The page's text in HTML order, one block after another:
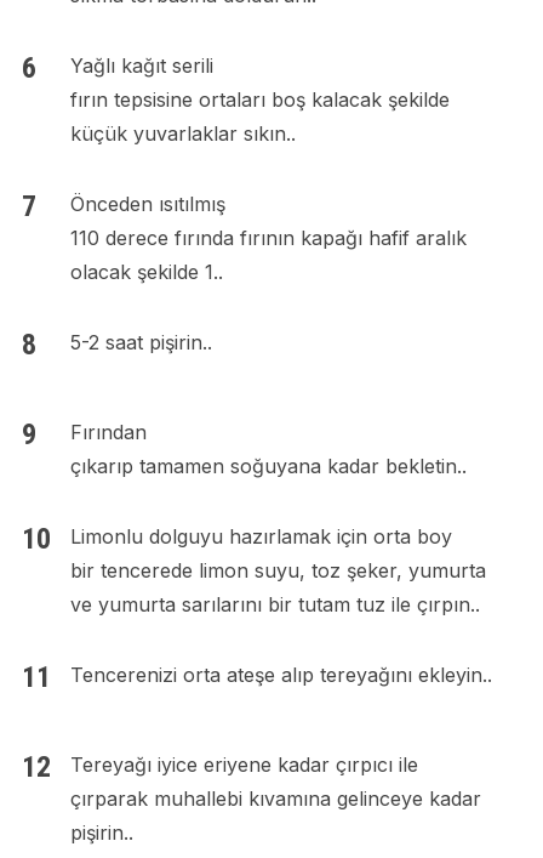
Yağlı kağıt serili
fırın tepsisine ortaları boş kalacak şekilde
küçük yuvarlaklar sıkın..
Önceden ısıtılmış
110 derece fırında fırının kapağı hafif aralık
olacak şekilde 1..
5-2 saat pişirin..
Fırından
çıkarıp tamamen soğuyana kadar bekletin..
Limonlu dolguyu hazırlamak için orta boy
bir tencerede limon suyu, toz şeker, yumurta
ve yumurta sarılarını bir tutam tuz ile çırpın..
Tencerenizi orta ateşe alıp tereyağını ekleyin..
Tereyağı iyice eriyene kadar çırpıcı ile
çırparak muhallebi kıvamına gelinceye kadar
pişirin..